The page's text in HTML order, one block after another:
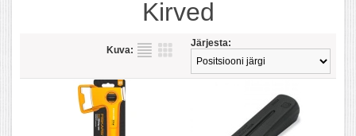
Kirved
Järjesta:
Kuva: